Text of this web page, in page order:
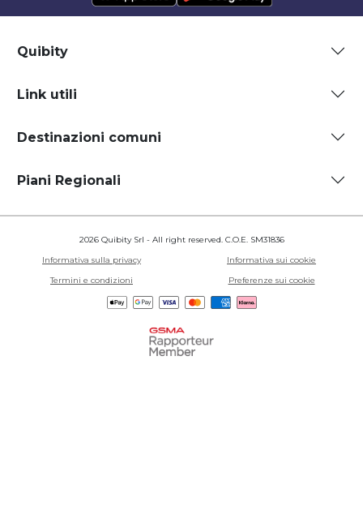
Quibity
Link utili
Destinazioni comuni
Piani Regionali
2026 Quibity Srl - All right reserved. C.O.E. SM31836
Informativa sulla privacy
Informativa sui cookie
Termini e condizioni
Preferenze sui cookie